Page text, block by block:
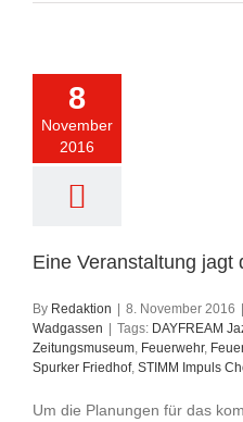
8
November
2016
Eine Veranstaltung jagt
By Redaktion 8. November 2016
Wadgassen
Tags: DAYFREAM
Zeitungsmuseum, Feuerwehr,
Spurker Friedhof, STIMM Impuls
Um die Planungen für das